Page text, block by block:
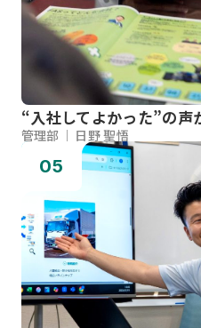
“入社してよかった”の声
管理部 日野 聖悟
05